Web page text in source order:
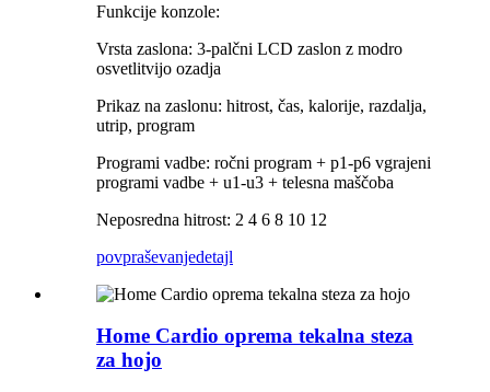
Funkcije konzole:
Vrsta zaslona: 3-palčni LCD zaslon z modro
osvetlitvijo ozadja
Prikaz na zaslonu: hitrost, čas, kalorije, razdalja,
utrip, program
Programi vadbe: ročni program + p1-p6 vgrajeni
programi vadbe + u1-u3 + telesna maščoba
Neposredna hitrost: 2 4 6 8 10 12
povpraševanjedetajl
Home Cardio oprema tekalna steza
za hojo